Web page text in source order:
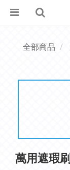
全部商品
萬用遮瑕